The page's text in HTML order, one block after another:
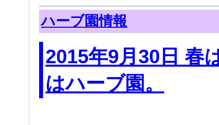
ハーブ園情報
2015年9月30日 春
はハーブ園。